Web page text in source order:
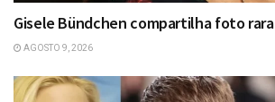
Gisele Bündchen compartilha foto
AGOSTO 9, 2026